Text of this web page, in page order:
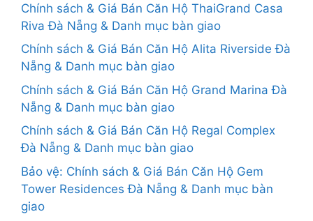
Chính sách & Giá Bán Căn Hộ ThaiGrand Casa
Riva Đà Nẵng & Danh mục bàn giao
Chính sách & Giá Bán Căn Hộ Alita Riverside Đà
Nẵng & Danh mục bàn giao
Chính sách & Giá Bán Căn Hộ Grand Marina Đà
Nẵng & Danh mục bàn giao
Chính sách & Giá Bán Căn Hộ Regal Complex
Đà Nẵng & Danh mục bàn giao
Bảo vệ: Chính sách & Giá Bán Căn Hộ Gem
Tower Residences Đà Nẵng & Danh mục bàn
giao